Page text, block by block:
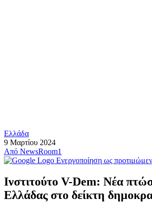
Ελλάδα
9 Μαρτίου 2024
Από NewsRoom1
Ενεργοποίηση ως
Ινστιτούτο V-Dem: Νέα
Ελλάδας στο δείκτη